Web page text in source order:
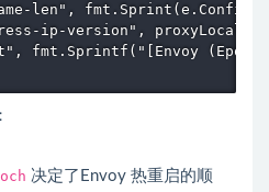
len",
ip-version",
fmt.Sprintf("[Envoy
决定了 Envoy 热重启的顺